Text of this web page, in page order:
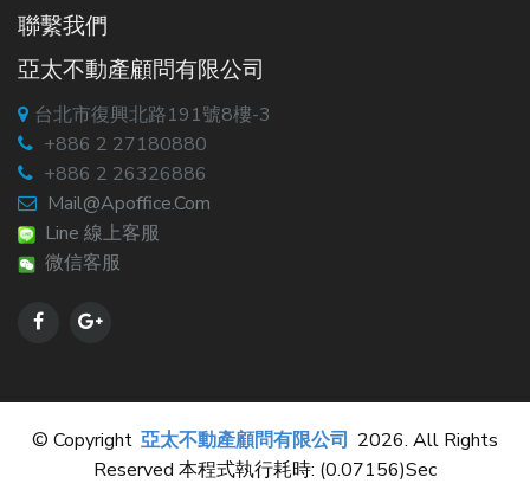
聯繫我們
亞太不動產顧問有限公司
台北市復興北路191號8樓-3
+886 2 27180880
+886 2 26326886
Mail@apoffice.com
Line 線上客服
微信客服
© Copyright 亞太不動產顧問有限公司 2026. All Rights
Reserved 本程式執行耗時: (0.07156)sec